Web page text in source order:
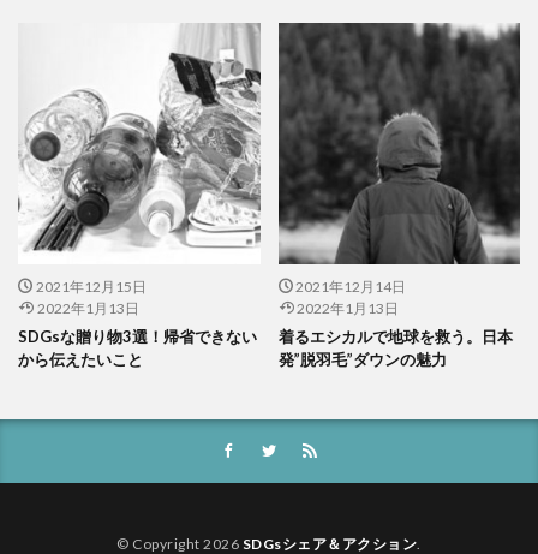
2021年12月15日
2022年1月13日
SDGsな贈り物3選！帰省できない
から伝えたいこと
2021年12月14日
2022年1月13日
着るエシカルで地球を救う。日本
発”脱羽毛”ダウンの魅力
© Copyright 2026 SDGsシェア＆アクション.